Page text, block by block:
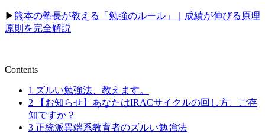
▶︎熊本の塾長が教える「勉強のルール」｜成績が伸びる原理
原則を完全解説
Contents
1 ズルい勉強法、教えます。
2 【お知らせ】あなたはIRACサイクルの回し方、ご存
知ですか？
3 正統派異端系教育者のズルい勉強法